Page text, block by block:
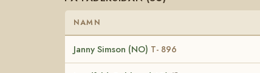
NAMN
Janny Simson (NO) T- 896